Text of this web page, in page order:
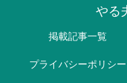
やる
掲載記事一覧
プライバシーポリシー